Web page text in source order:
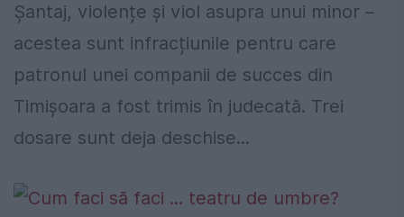
Șantaj, violențe și viol asupra unui minor –
acestea sunt infracțiunile pentru care
patronul unei companii de succes din
Timișoara a fost trimis în judecată. Trei
dosare sunt deja deschise...